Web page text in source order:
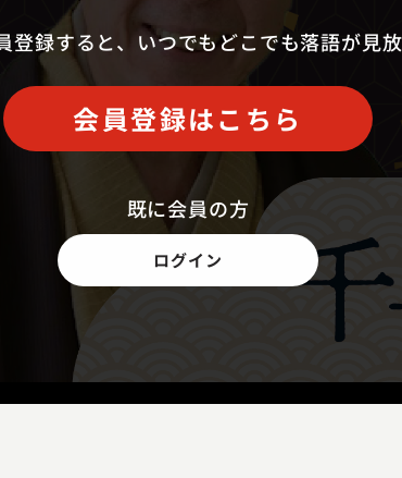
登録すると、いつでもどこでも落語が見放
会員登録はこちら
既に会員の方
ログイン